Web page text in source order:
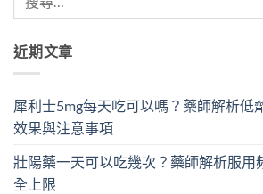
近期文章
犀利士5mg每天吃可以嗎？藥師解析低
效果與注意事項
壯陽藥一天可以吃幾次？藥師解析服用
全上限